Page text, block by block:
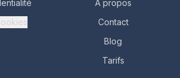
À propos
Contact
Blog
Tarifs